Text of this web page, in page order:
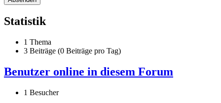
Statistik
1 Thema
3 Beiträge (0 Beiträge pro Tag)
Benutzer online in diesem Forum
1 Besucher